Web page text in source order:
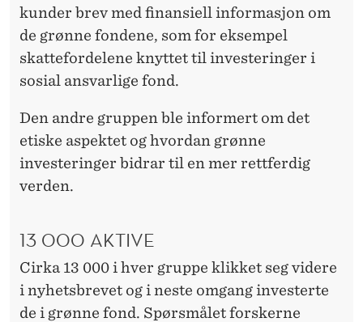
kunder brev med finansiell informasjon om
de grønne fondene, som for eksempel
skattefordelene knyttet til investeringer i
sosial ansvarlige fond.
Den andre gruppen ble informert om det
etiske aspektet og hvordan grønne
investeringer bidrar til en mer rettferdig
verden.
13 000 AKTIVE
Cirka 13 000 i hver gruppe klikket seg videre
i nyhetsbrevet og i neste omgang investerte
de i grønne fond. Spørsmålet forskerne